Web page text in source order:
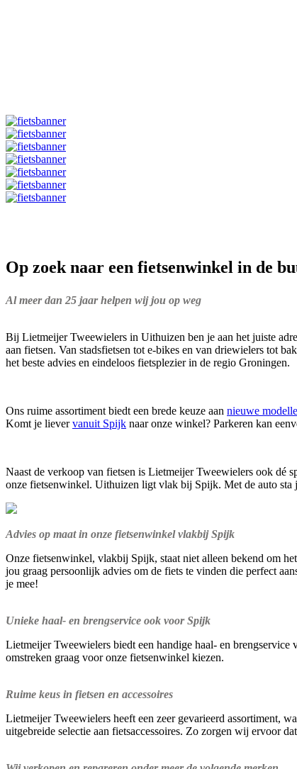
Op zoek naar een fietsenwinkel in de
Al meer dan 25 jaar helpen wij jou op weg
Bij Lietmeijer Tweewielers in Uithuizen ben je aan het juiste
aan fietsen. Van stadsfietsen tot e-bikes en van driewielers tot
het beste advies en eindeloos fietsplezier in de regio Groningen.
Ons ruime assortiment biedt een brede keuze aan nieuwe
Komt je lievervanuit Spijk naar onze winkel? Parkeren kan
Naast de verkoop van fietsen is Lietmeijer Tweewielers ook dé
onze fietsenwinkel. Uithuizen ligt vlak bij Spijk. Met de auto
Advies op maat in onze fietsenwinkel vlakbij Spijk
Onze fietsenwinkel, vlakbij Spijk, staat niet alleen bekend om
jou graag persoonlijk advies om de fiets te vinden die perfect
je mee!
Unieke haal- en brengservice ook voor Spijk
Lietmeijer Tweewielers biedt een handige haal- en
omstreken graag voor onze fietsenwinkel kiezen.
Ruime keus in fietsen en accessoires
Lietmeijer Tweewielers heeft een zeer gevarieerd assortiment,
uitgebreide selectie aan fietsaccessoires. Zo zorgen wij ervoor